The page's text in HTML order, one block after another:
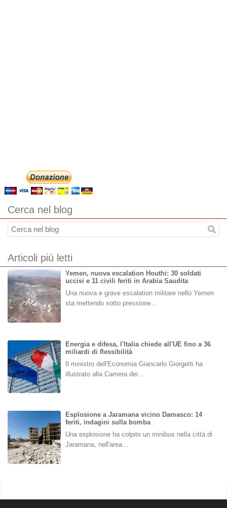
Cerca nel blog
Articoli più letti
Yemen, nuova escalation Houthi: 30 soldati
uccisi e 11 civili feriti in Arabia Saudita
Una nuova e grave escalation militare nello Yemen
sta mettendo sotto pressione…
Energia e difesa, l'Italia chiede all'UE fino a 36
miliardi di flessibilità
Il ministro dell'Economia Giancarlo Giorgetti ha
illustrato alla Camera dei…
Esplosione a Jaramana vicino Damasco: 14
feriti, indagini sulla bomba
Una esplosione ha colpito un minibus nella città di
Jaramana, nell'area…